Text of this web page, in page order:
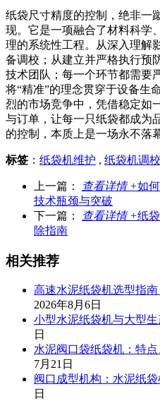
纸袋尺寸精度的控制，绝非一
现。它是一项融合了材料科学
理的系统性工程。从深入理解
备调校；从建立并严格执行预
技术团队；每一个环节都需要
将“精准”的理念贯穿于设备生
烈的市场竞争中，凭借稳定如
与订单，让每一只纸袋都成为
的控制，本质上是一场永不落
标签 ： 纸袋机维护 , 纸袋机调校
上一篇： 查看详情 +如
技术瓶颈与突破
下一篇：
查看详情 +纸
除指南
相关推荐
高速水泥纸袋机选型指
2026年8月6日
小型水泥纸袋机与大型生
日
水泥阀口袋纸袋机：特
7月21日
阀口成型机构：水泥纸
日